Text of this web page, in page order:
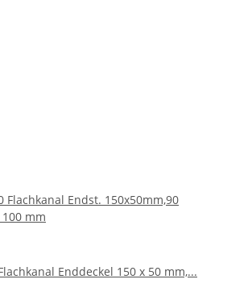
Flachkanal Endst. 150x50mm,90
mm